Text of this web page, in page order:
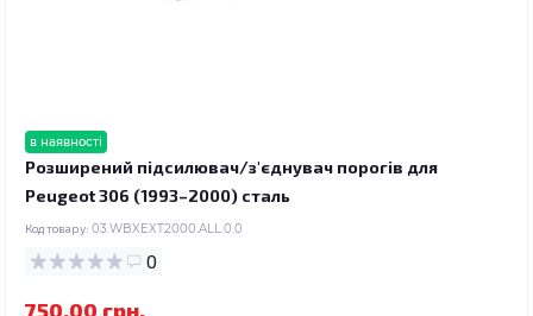
в наявності
Розширений підсилювач/з'єднувач порогів для
Peugeot 306 (1993–2000) сталь
Код товару: 03.WBXEXT2000.ALL.0.0
0
750.00 грн.